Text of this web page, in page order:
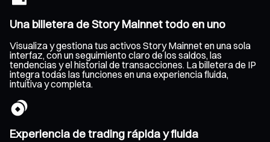
Una billetera de Story Mainnet todo en uno
Visualiza y gestiona tus activos Story Mainnet en una sola
interfaz, con un seguimiento claro de los saldos, las
tendencias y el historial de transacciones. La billetera de IP
integra todas las funciones en una experiencia fluida,
intuitiva y completa.
Experiencia de trading rápida y fluida